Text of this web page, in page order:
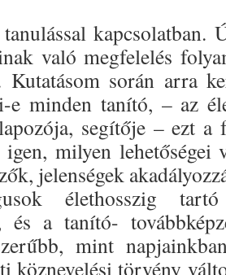
kapcsolatban.
való megfelelés
során arra
e minden tanító, – az
segítője – ezt a
igen, milyen lehetőségei
jelenségek
élethosszig
és a tanító-
mint
köznevelési törvény